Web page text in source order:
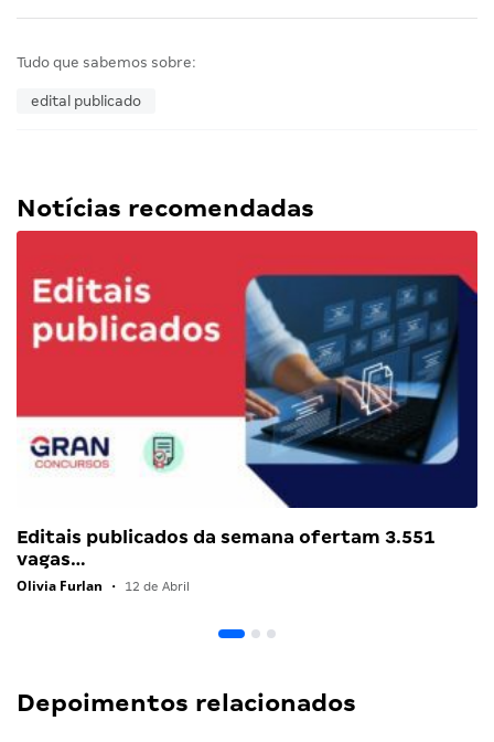
Tudo que sabemos sobre:
edital publicado
Notícias recomendadas
Editais publicados da semana ofertam 3.551
vagas…
Olivia Furlan • 12 de Abril
Depoimentos relacionados